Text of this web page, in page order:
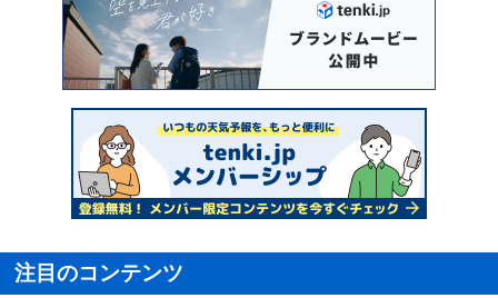
注目のコンテンツ